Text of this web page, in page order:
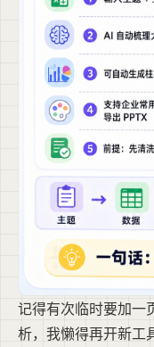
记得有次临时要加一
析，我懒得再开新工